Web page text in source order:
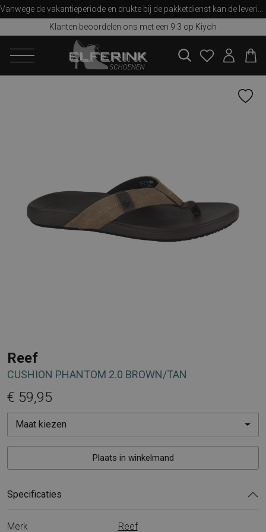
Klanten beoordelen ons met een 9.3 op Kiyoh
zoeken
Reef
CUSHION PHANTOM 2.0 BROWN/TAN
€ 59,95
Maat kiezen
Plaats in winkelmand
Specificaties
Merk
Reef